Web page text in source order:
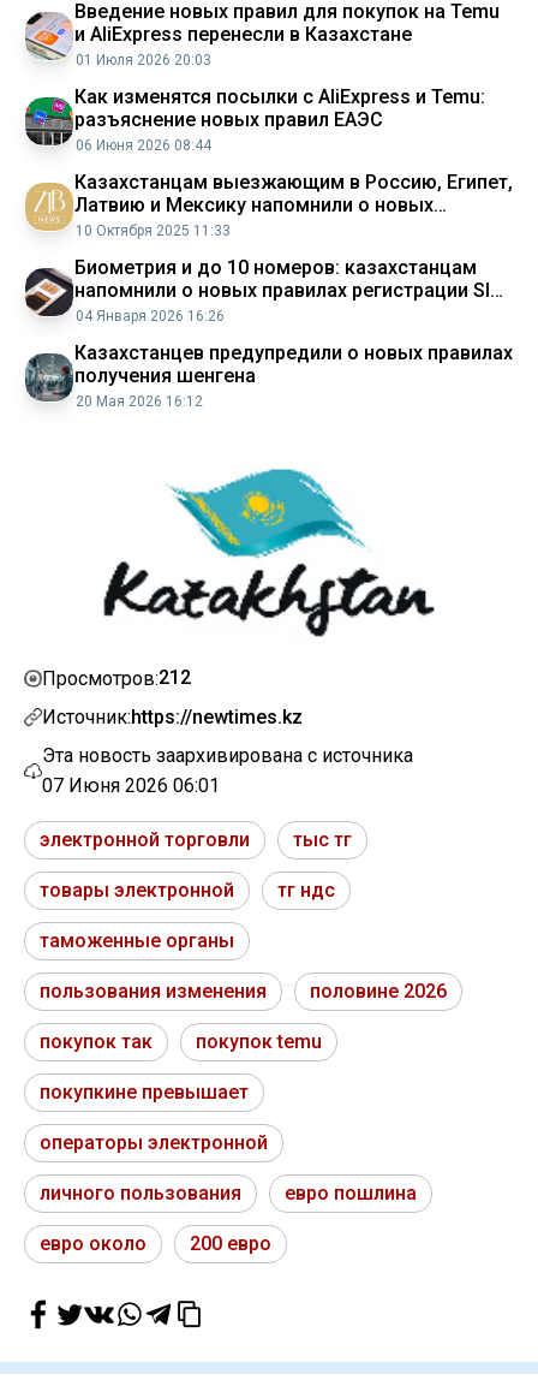
Введение новых правил для покупок на Temu
и AliExpress перенесли в Казахстане
01 Июля 2026 20:03
Как изменятся посылки с AliExpress и Temu:
разъяснение новых правил ЕАЭС
06 Июня 2026 08:44
Казахстанцам выезжающим в Россию, Египет,
Латвию и Мексику напомнили о новых
правилах
10 Октября 2025 11:33
Биометрия и до 10 номеров: казахстанцам
напомнили о новых правилах регистрации SIM
карт
04 Января 2026 16:26
Казахстанцев предупредили о новых правилах
получения шенгена
20 Мая 2026 16:12
Просмотров:212
Источник:https://newtimes.kz
Эта новость заархивирована с источника
07 Июня 2026 06:01
электронной торговли тыс тг
товары электронной тг ндс
таможенные органы
пользования изменения половине 2026
покупок так покупок temu
покупкине превышает
операторы электронной
личного пользования евро пошлина
евро около 200 евро